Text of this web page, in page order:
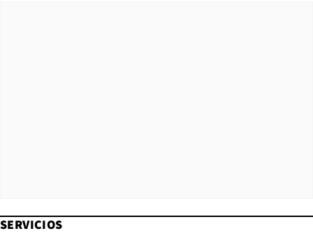
SERVICIOS